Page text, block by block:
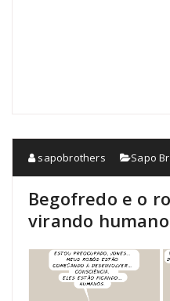
sapobrothers Sapo
Begofredo e o
virando